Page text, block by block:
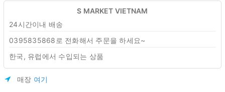
S MARKET VIETNAM
24시간이내 배송
0395835868로 전화해서 주문을 하세요~
한국, 유럽에서 수입되는 상품
매장 여기